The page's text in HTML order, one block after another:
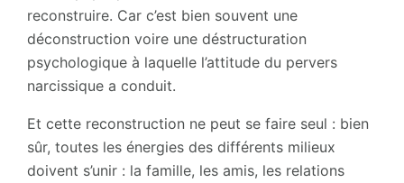
reconstruire. Car c’est bien souvent une
déconstruction voire une déstructuration
psychologique à laquelle l’attitude du pervers
narcissique a conduit.
Et cette reconstruction ne peut se faire seul : bien
sûr, toutes les énergies des différents milieux
doivent s’unir : la famille, les amis, les relations